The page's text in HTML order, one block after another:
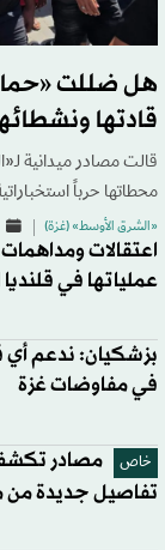
هل ضللت
قادتها
قالت مصادر ميدانية
محطاتها حرباً
«الشرق الأوسط» (غزة)
اعتقالات
عملياتها في قلنديا
بزشكيان: ندعم أي
في مفاوضات غزة
خاص
مصادر
تفاصيل جديدة من